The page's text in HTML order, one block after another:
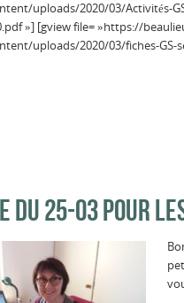
uploads/2020/03/Activités-
»] [gview file= »https://
uploads/2020/03/fiches-GS-
DU 25-03 POUR